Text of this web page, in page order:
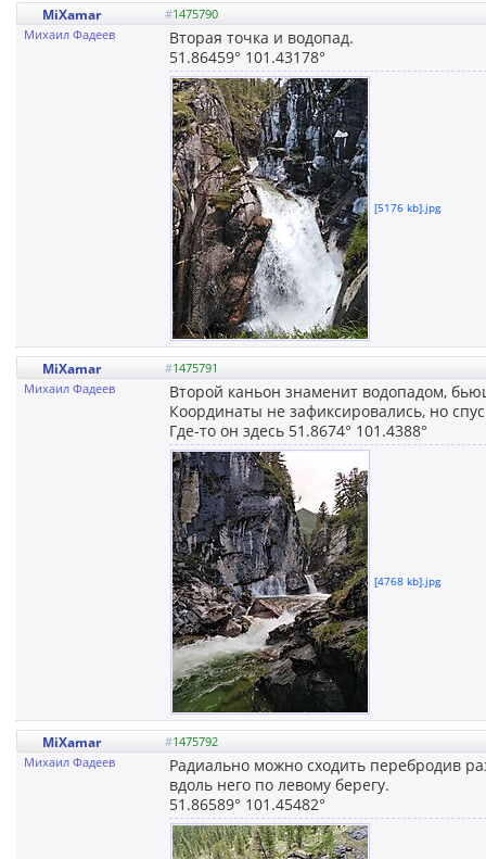
MiXamar #1475790
Михаил Фадеев
Вторая точка и водопад.
51.86459° 101.43178°
[5176 kb].jpg
MiXamar #1475791
Михаил Фадеев
Второй каньон знаменит водопадом,
Координаты не зафиксировались, но
Где-то он здесь 51.8674° 101.4388°
[4768 kb].jpg
MiXamar #1475792
Михаил Фадеев
Радиально можно сходить перебродив
вдоль него по левому берегу.
51.86589° 101.45482°